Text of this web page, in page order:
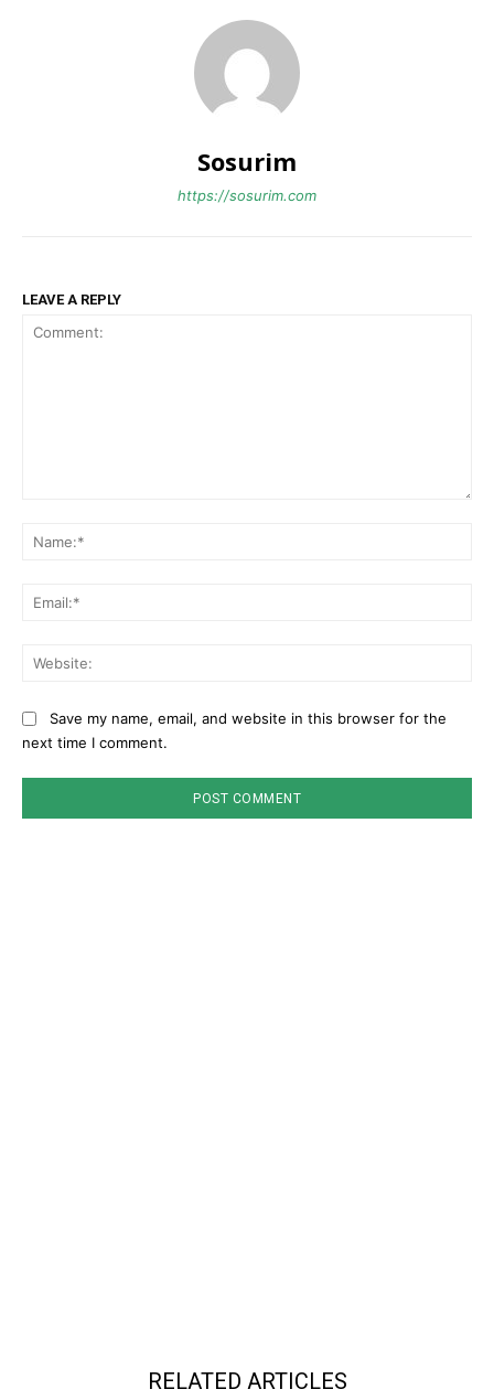
Sosurim
https://sosurim.com
LEAVE A REPLY
Save my name, email, and website in this browser for the
next time I comment.
RELATED ARTICLES